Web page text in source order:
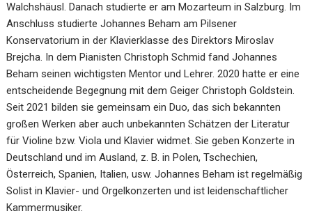
Walchshäusl. Danach studierte er am Mozarteum in Salzburg. Im
Anschluss studierte Johannes Beham am Pilsener
Konservatorium in der Klavierklasse des Direktors Miroslav
Brejcha. In dem Pianisten Christoph Schmid fand Johannes
Beham seinen wichtigsten Mentor und Lehrer. 2020 hatte er eine
entscheidende Begegnung mit dem Geiger Christoph Goldstein.
Seit 2021 bilden sie gemeinsam ein Duo, das sich bekannten
großen Werken aber auch unbekannten Schätzen der Literatur
für Violine bzw. Viola und Klavier widmet. Sie geben Konzerte in
Deutschland und im Ausland, z. B. in Polen, Tschechien,
Österreich, Spanien, Italien, usw. Johannes Beham ist regelmäßig
Solist in Klavier- und Orgelkonzerten und ist leidenschaftlicher
Kammermusiker.